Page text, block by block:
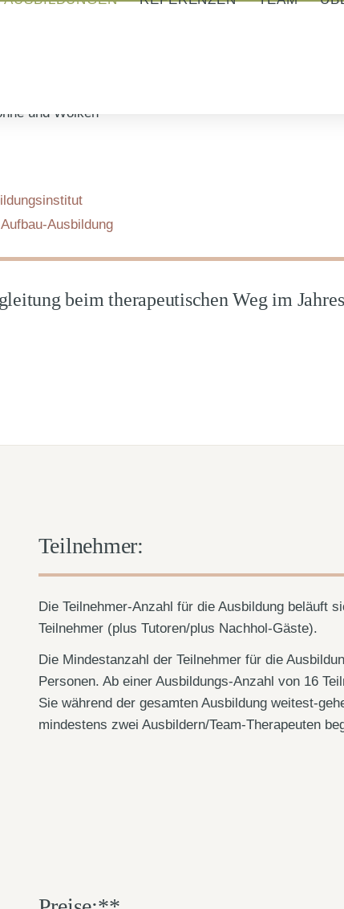
beim therapeutischen Weg im
Teilnehmer:
Die Teilnehmer-Anzahl für die Ausbildung beläuft
Teilnehmer (plus Tutoren/plus Nachhol-Gäste).
Die Mindestanzahl der Teilnehmer für die
Personen. Ab einer Ausbildungs-Anzahl von 16
Sie während der gesamten Ausbildung weitest-
mindestens zwei Ausbildern/Team-Therapeuten